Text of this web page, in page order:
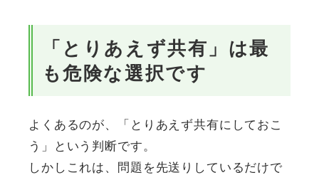
「とりあえず共有」は最
も危険な選択です
よくあるのが、「とりあえず共有にしておこ
う」という判断です。
しかしこれは、問題を先送りしているだけで